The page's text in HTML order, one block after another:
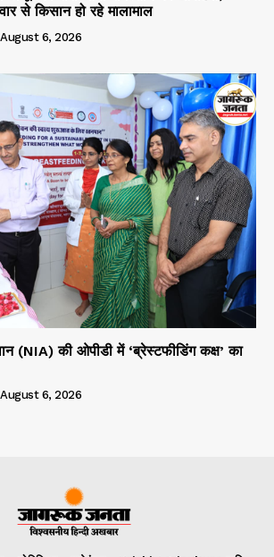
से किसान हो रहे मालामाल
August 6, 2026
(NIA) की ओपीडी में ‘ब्रेस्टफीडिंग कक्ष’ का
August 6, 2026